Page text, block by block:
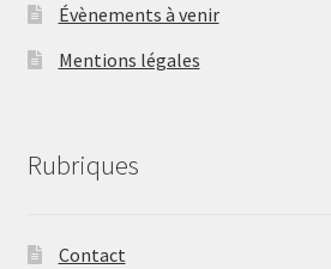
Évènements à venir
Mentions légales
Rubriques
Contact